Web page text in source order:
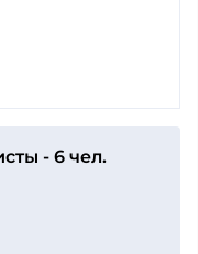
- 6 чел.